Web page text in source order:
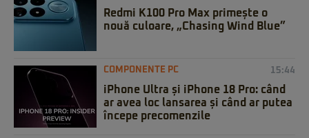
Redmi K100 Pro Max primește o
nouă culoare, „Chasing Wind Blue”
COMPONENTE PC 15:44
iPhone Ultra și iPhone 18 Pro: când
ar avea loc lansarea și când ar putea
începe precomenzile